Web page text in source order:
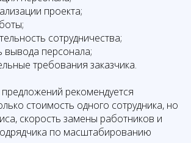
проекта;
сотрудничества;
вывода персонала;
требования заказчика.
рекомендуется
стоимость одного сотрудника, но
скорость замены работников и
по масштабированию